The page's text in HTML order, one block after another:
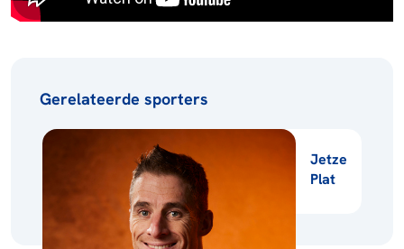
Gerelateerde sporters
Jetze
Plat